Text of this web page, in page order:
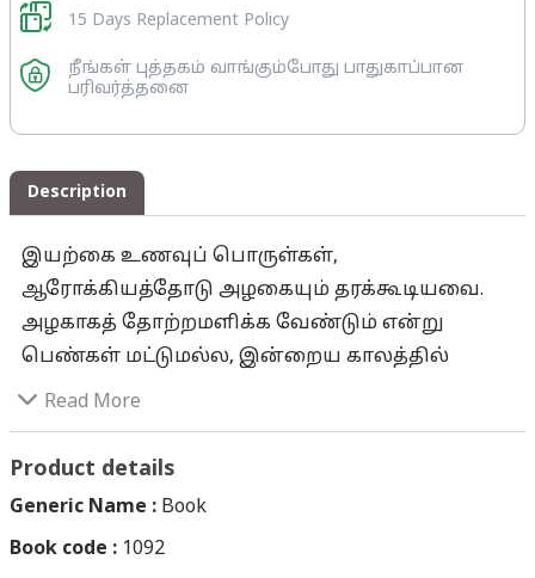
15 Days Replacement Policy
நீங்கள் புத்தகம் வாங்கும்போது பாதுகாப்பான
பரிவர்த்தனை
Description
இயற்கை உணவுப் பொருள்கள்,
ஆரோக்கியத்தோடு அழகையும் தரக்கூடியவை.
அழகாகத் தோற்றமளிக்க வேண்டும் என்று
பெண்கள் மட்டுமல்ல, இன்றைய காலத்தில்
ஆண்களுமே ஆசை கொள்கின்றனர். அதற்காக
சாதனப் பொருள்களை வாங்கி
நமக்கு எளிதில் கிடைக்கும் கீரை வகைகளில்
Read More
Product details
Generic Name : Book
Book code : 1092